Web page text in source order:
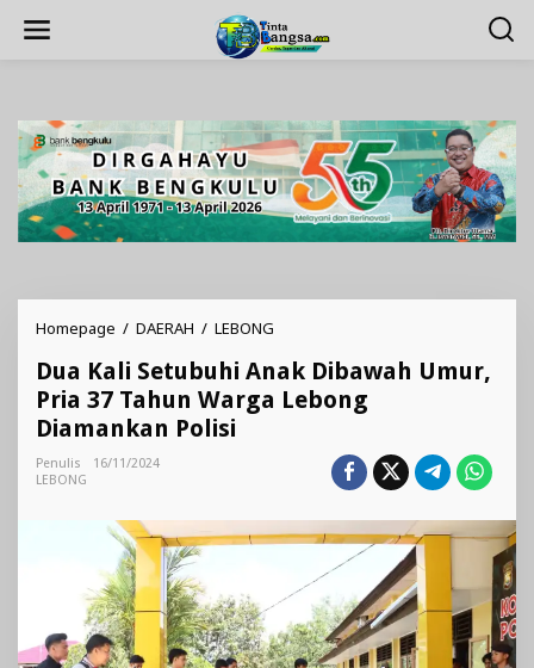
Homepage / DAERAH / LEBONG
Setubuhi
Anak
Dibawah
Warga
Lebong
Diamankan
Polisi
Dua Kali Setubuhi Anak Dibawah Umur,
Pria 37 Tahun Warga Lebong
Diamankan Polisi
Penulis
16/11/2024
LEBONG